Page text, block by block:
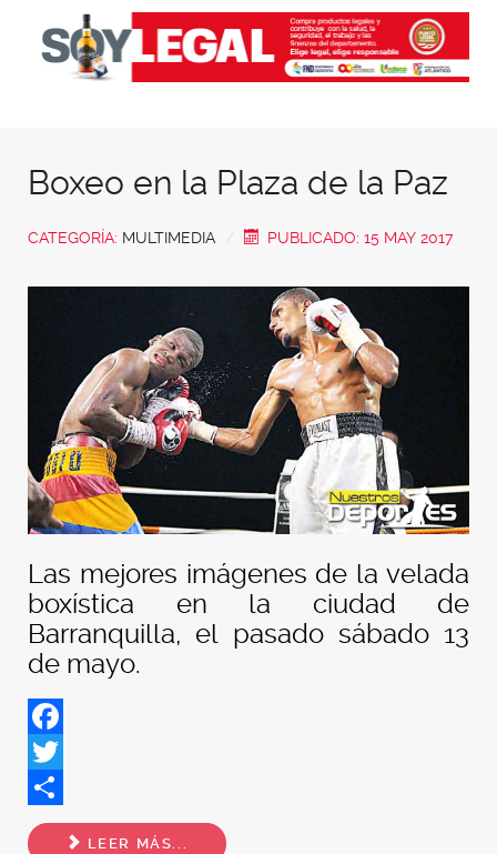
Boxeo en la Plaza de la Paz
CATEGORÍA: MULTIMEDIA PUBLICADO: 15 MAY 2017
Las mejores imágenes de la velada
boxística en la ciudad de
Barranquilla, el pasado sábado 13
de mayo.
Facebook
Twitter
Share
LEER MÁS...